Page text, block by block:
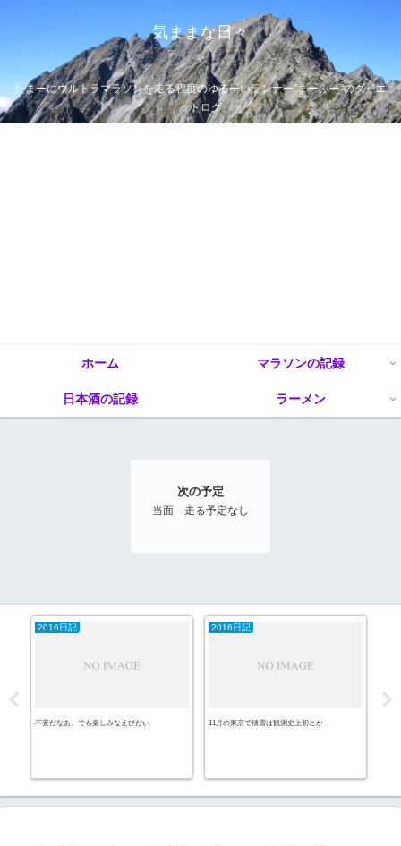
気ままな日々
たまーにウルトラマラソンを走る程度のゆるーいランナー”まーぶー”のダイエ
ットログ
ホーム マラソンの記録
日本酒の記録 ラーメン
次の予定
当面 走る予定なし
2016日記
不安だなあ、でも楽しみなえびだい
2016日記
11月の東京で積雪は観測史上初とか